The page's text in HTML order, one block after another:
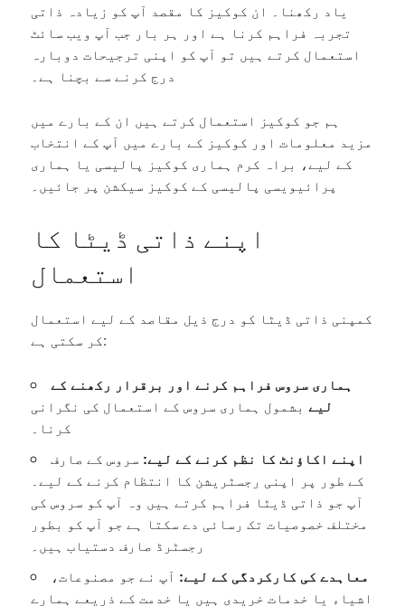
یاد رکھنا۔ ان کوکیز کا مقصد آپ کو زیادہ ذاتی
تجربہ فراہم کرنا ہے اور ہر بار جب آپ ویب سائٹ
استعمال کرتے ہیں تو آپ کو اپنی ترجیحات دوبارہ
درج کرنے سے بچنا ہے۔
ہم جو کوکیز استعمال کرتے ہیں ان کے بارے میں
مزید معلومات اور کوکیز کے بارے میں آپ کے انتخاب
کے لیے، براہ کرم ہماری کوکیز پالیسی یا ہماری
پرائیویسی پالیسی کے کوکیز سیکشن پر جائیں۔
اپنے ذاتی ڈیٹا کا
استعمال
کمپنی ذاتی ڈیٹا کو درج ذیل مقاصد کے لیے استعمال
کر سکتی ہے:
ہماری سروس فراہم کرنے اور برقرار رکھنے کے
لیے بشمول ہماری سروس کے استعمال کی نگرانی
کرنا۔
اپنے اکاؤنٹ کا نظم کرنے کے لیے: سروس کے صارف
کے طور پر اپنی رجسٹریشن کا انتظام کرنے کے لیے۔
آپ جو ذاتی ڈیٹا فراہم کرتے ہیں وہ آپ کو سروس کی
مختلف خصوصیات تک رسائی دے سکتا ہے جو آپ کو بطور
رجسٹرڈ صارف دستیاب ہیں۔
معاہدے کی کارکردگی کے لیے: آپ نے جو مصنوعات،
اشیاء یا خدمات خریدی ہیں یا خدمت کے ذریعے ہمارے